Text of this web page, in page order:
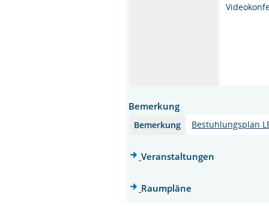
Bemerkung
Bemerkung Bestuhlungsplan
Veranstaltungen
Raumpläne